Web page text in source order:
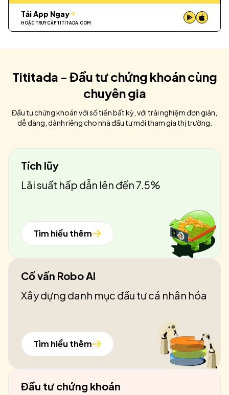
Tải App Ngay
HOẶC TRUY CẬP TITITADA.COM
Tititada - Đầu tư chứng khoán cùng
chuyên gia
Đầu tư chứng khoán với số tiền bất kỳ, với trải nghiệm đơn giản,
dễ dàng, dành riêng cho nhà đầu tư mới tham gia thị trường.
Tích lũy
Lãi suất hấp dẫn lên đến 7.5%
Tìm hiểu thêm
Cố vấn Robo AI
Xây dựng danh mục đầu tư cá nhân hóa
Tìm hiểu thêm
Đầu tư chứng khoán